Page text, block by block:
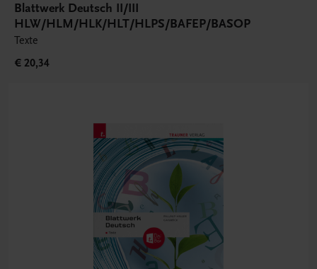
Blattwerk Deutsch II/III
HLW/HLM/HLK/HLT/HLPS/BAFEP/BASOP
Texte
€ 20,34